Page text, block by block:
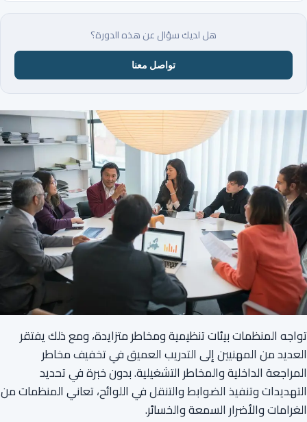
هل لديك سؤال عن هذه الدورة؟
تواصل معنا
تواجه المنظمات بيئات تنظيمية ومخاطر متزايدة، ومع ذلك يفتقر
العديد من المهنيين إلى التدريب العميق في تخفيف مخاطر
المراجعة الداخلية والمخاطر التشغيلية. بدون خبرة في تحديد
التهديدات وتنفيذ الضوابط والتنقل في اللوائح، تعاني المنظمات من
الغرامات والأضرار السمعة والخسائر.